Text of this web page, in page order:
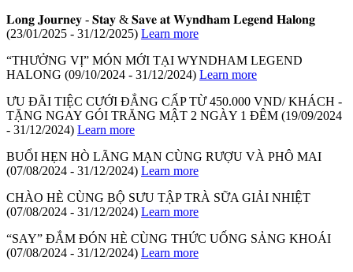
𝐋𝐨𝐧𝐠 𝐉𝐨𝐮𝐫𝐧𝐞𝐲 - 𝐒𝐭𝐚𝐲 & 𝐒𝐚𝐯𝐞 𝐚𝐭 𝐖𝐲𝐧𝐝𝐡𝐚𝐦 𝐋𝐞𝐠𝐞𝐧𝐝 𝐇𝐚𝐥𝐨𝐧𝐠
(23/01/2025 - 31/12/2025) Learn more
“THƯỞNG VỊ” MÓN MỚI TẠI WYNDHAM LEGEND
HALONG (09/10/2024 - 31/12/2024) Learn more
ƯU ĐÃI TIỆC CƯỚI ĐẲNG CẤP TỪ 450.000 VND/ KHÁCH -
TẶNG NGAY GÓI TRĂNG MẬT 2 NGÀY 1 ĐÊM (19/09/2024
- 31/12/2024) Learn more
BUỔI HẸN HÒ LÃNG MẠN CÙNG RƯỢU VÀ PHÔ MAI
(07/08/2024 - 31/12/2024) Learn more
CHÀO HÈ CÙNG BỘ SƯU TẬP TRÀ SỮA GIẢI NHIỆT
(07/08/2024 - 31/12/2024) Learn more
“SAY” ĐẮM ĐÓN HÈ CÙNG THỨC UỐNG SẢNG KHOÁI
(07/08/2024 - 31/12/2024) Learn more